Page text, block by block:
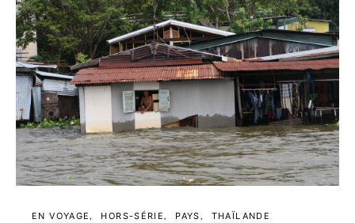
EN VOYAGE HORS-SÉRIE PAYS THAÏLANDE